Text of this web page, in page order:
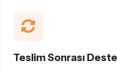
Teslim Sonrası